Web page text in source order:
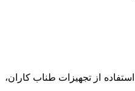
از تجهیزات طناب کاران،